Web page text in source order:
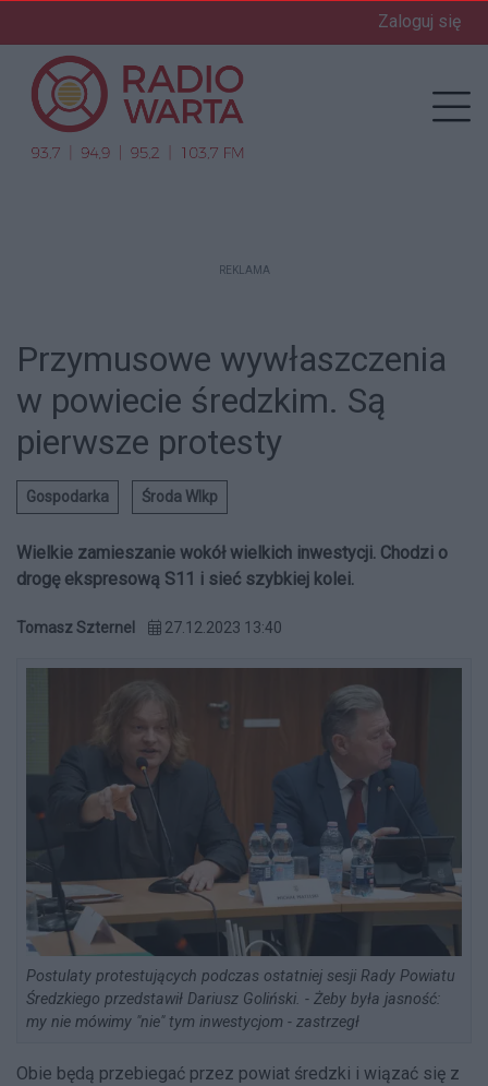
Zaloguj się
REKLAMA
Przymusowe wywłaszczenia
w powiecie średzkim. Są
pierwsze protesty
Gospodarka Środa Wlkp
Wielkie zamieszanie wokół wielkich inwestycji. Chodzi o
drogę ekspresową S11 i sieć szybkiej kolei.
Tomasz Szternel 27.12.2023 13:40
Postulaty protestujących podczas ostatniej sesji Rady Powiatu
Średzkiego przedstawił Dariusz Goliński. - Żeby była jasność:
my nie mówimy "nie" tym inwestycjom - zastrzegł
Obie będą przebiegać przez powiat średzki i wiązać się z